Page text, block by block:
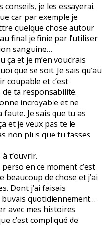
je les essayerai.
car par exemple je
quelque chose autour
final je finie par l’utiliser
sanguine…
ça et je m’en voudrais
que se soit. Je sais qu’au
coupable et c’est
de ta responsabilité.
incroyable et ne
faute. Je sais que tu as
et je veux pas te le
non plus que tu fasses
t’ouvrir.
en ce moment c’est
de chose et j’ai
Dont j’ai faisais
buvais quotidiennement…
avec mes histoires
c’est compliqué de